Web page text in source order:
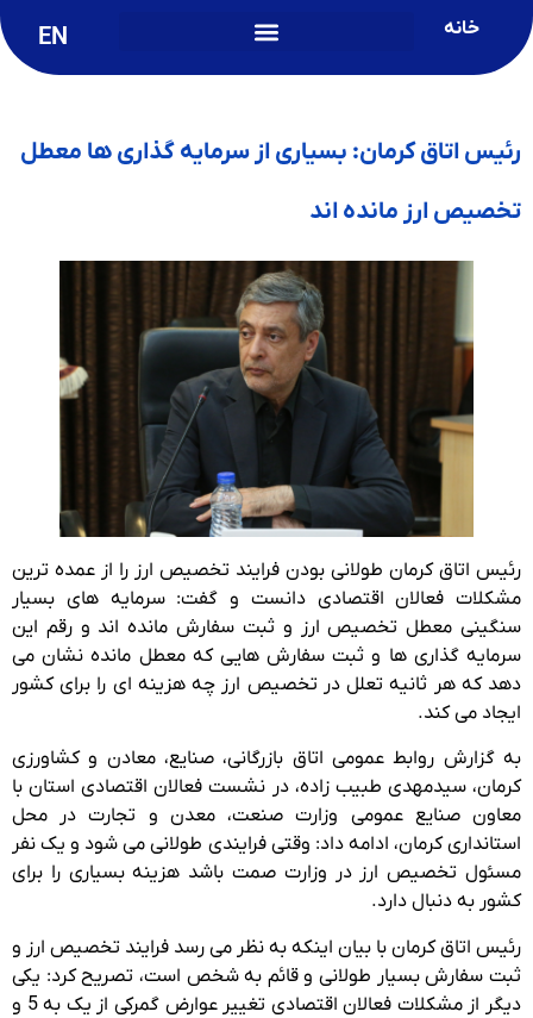
خانه EN
رئیس اتاق کرمان: بسیاری از سرمایه گذاری ها معطل
تخصیص ارز مانده اند
رئیس اتاق کرمان طولانی بودن فرایند تخصیص ارز را از عمده ترین
مشکلات فعالان اقتصادی دانست و گفت: سرمایه های بسیار
سنگینی معطل تخصیص ارز و ثبت سفارش مانده اند و رقم این
سرمایه گذاری ها و ثبت سفارش هایی که معطل مانده نشان می
دهد که هر ثانیه تعلل در تخصیص ارز چه هزینه ای را برای کشور
ایجاد می کند.
به گزارش روابط عمومی اتاق بازرگانی، صنایع، معادن و کشاورزی
کرمان، سیدمهدی طبیب زاده، در نشست فعالان اقتصادی استان با
معاون صنایع عمومی وزارت صنعت، معدن و تجارت در محل
استانداری کرمان، ادامه داد: وقتی فرایندی طولانی می شود و یک نفر
مسئول تخصیص ارز در وزارت صمت باشد هزینه بسیاری را برای
کشور به دنبال دارد.
رئیس اتاق کرمان با بیان اینکه به نظر می رسد فرایند تخصیص ارز و
ثبت سفارش بسیار طولانی و قائم به شخص است، تصریح کرد: یکی
دیگر از مشکلات فعالان اقتصادی تغییر عوارض گمرکی از یک به 5 و